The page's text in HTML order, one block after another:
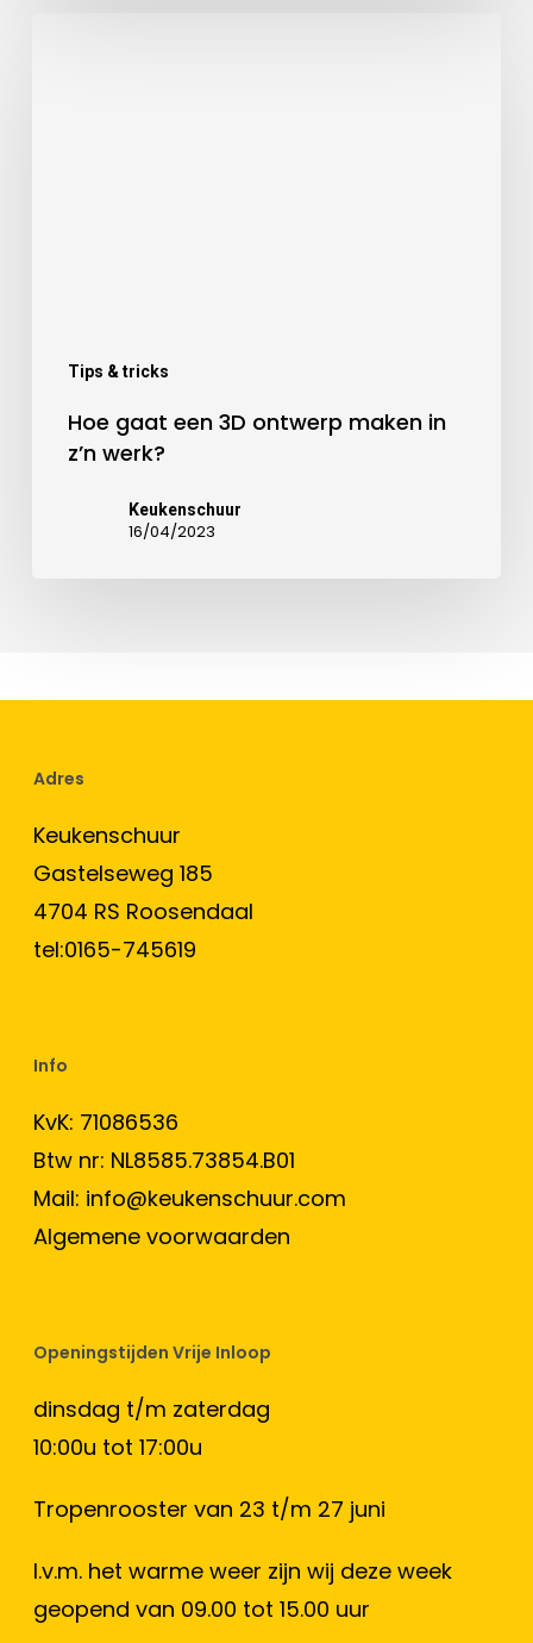
Tips & tricks
Hoe gaat een 3D ontwerp maken in
z’n werk?
Keukenschuur
16/04/2023
Adres
Keukenschuur
Gastelseweg 185
4704 RS Roosendaal
tel:0165-745619
Info
KvK: 71086536
Btw nr: NL8585.73854.B01
Mail: info@keukenschuur.com
Algemene voorwaarden
Openingstijden Vrije Inloop
dinsdag t/m zaterdag
10:00u tot 17:00u
Tropenrooster van 23 t/m 27 juni
I.v.m. het warme weer zijn wij deze week
geopend van 09.00 tot 15.00 uur